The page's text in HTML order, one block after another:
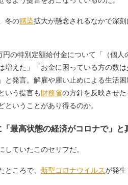
冬の感染拡大が懸念されるなかで深
円の特別定額給付金について「（個
増えた」「お金に困っている方の数
発言。解雇や雇い止めによる生活
いう提言も財務省の方針を反映させ
いうことがあり得るのか。
最高状態の経済がコロナで」
ていたこのセリフだ。
ところで、 新型コロナウイルスが発生